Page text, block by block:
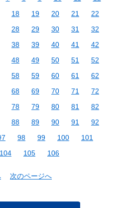
18 19 20 21
22
28 29 30 31
32
38 39 40 41
42
48 49 50 51
52
58 59 60 61
62
68 69 70 71
72
78 79 80 81
82
88 89 90 91
92
98 99 100
101
104 105 106
次のページへ